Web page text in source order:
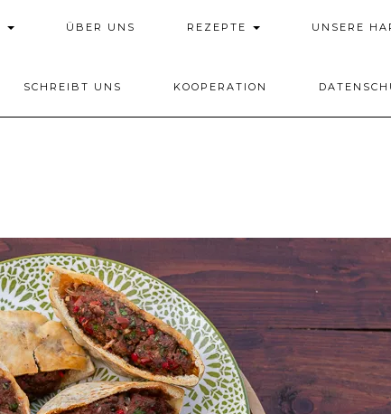
ÜBER UNS REZEPTE UNSERE
SCHREIBT UNS KOOPERATION